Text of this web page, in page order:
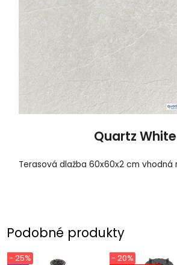
Quartz White
Terasová dlažba 60x60x2 cm vhodná
Podobné produkty
- 25% - 20%